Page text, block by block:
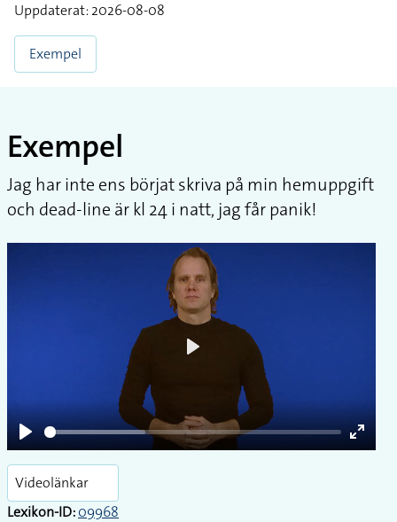
Uppdaterat: 2026-08-08
Exempel
Exempel
Jag har inte ens börjat skriva på min hemuppgift
och dead-line är kl 24 i natt, jag får panik!
Play
Enter
Videolänkar
Lexikon-ID:09968